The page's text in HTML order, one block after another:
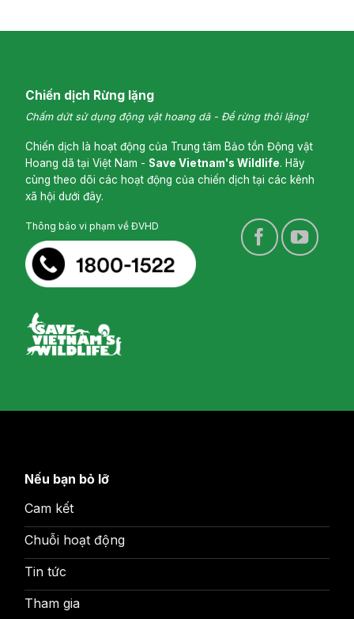
Chiến dịch Rừng lặng
Chấm dứt sử dụng động vật hoang dã - Để rừng thôi lặng!
Chiến dịch là hoạt động của Trung tâm Bảo tồn Động vật
Hoang dã tại Việt Nam - Save Vietnam's Wildlife. Hãy
cùng theo dõi các hoạt động của chiến dịch tại các kênh
xã hội dưới đây.
Thông báo vi phạm về ĐVHD
Nếu bạn bỏ lỡ
Cam kết
Chuỗi hoạt động
Tin tức
Tham gia